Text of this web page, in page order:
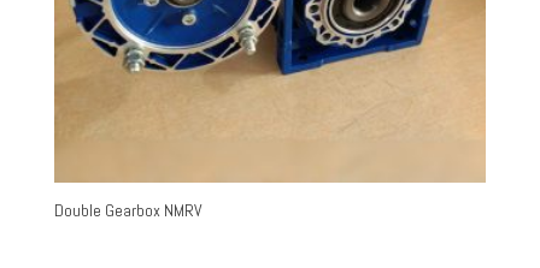
Double Gearbox NMRV